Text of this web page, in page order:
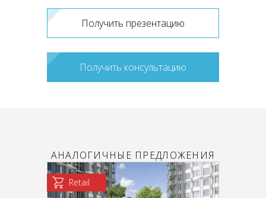
Получить презентацию
Получить консультацию
АНАЛОГИЧНЫЕ ПРЕДЛОЖЕНИЯ
Retail